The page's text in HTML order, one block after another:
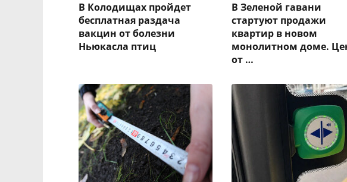
В Колодищах пройдет
бесплатная раздача
вакцин от болезни
Ньюкасла птиц
В Зеленой гавани
стартуют продажи
квартир в новом
монолитном доме.
от …